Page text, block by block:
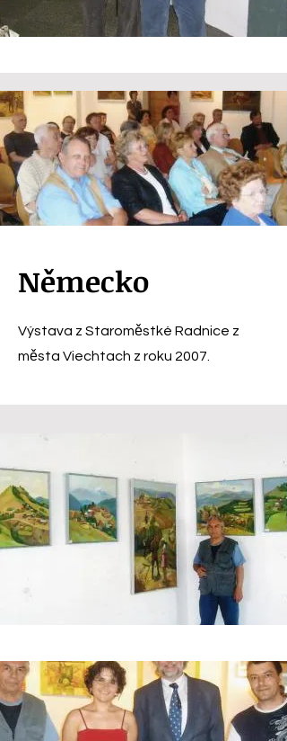
Německo
Výstava z Staroměstké Radnice z
města Viechtach z roku 2007.